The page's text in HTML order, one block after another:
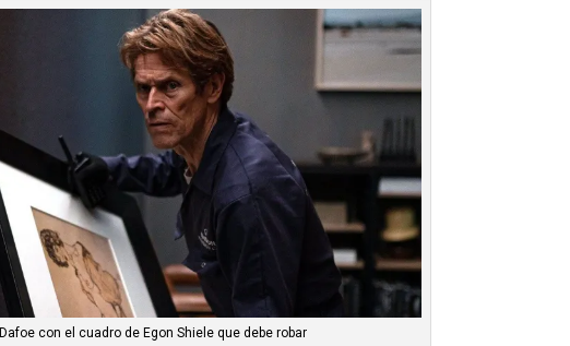
Dafoe con el cuadro de Egon Shiele que debe robar